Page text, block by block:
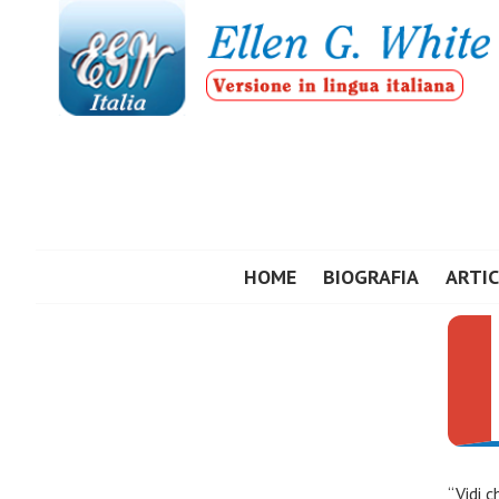
contenuto
HOME BIOGRAFIA
“Vidi